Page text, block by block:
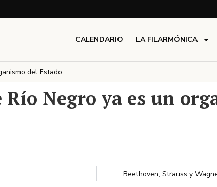
CALENDARIO LA FILARMÓNICA
del Estado
Negro ya es un
Beethoven, Strauss y